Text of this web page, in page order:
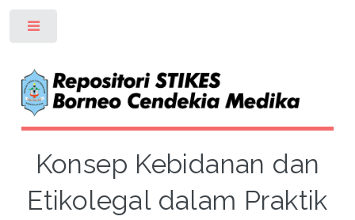
Konsep Kebidanan dan
Etikolegal dalam Praktik